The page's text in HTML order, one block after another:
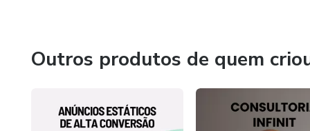
Outros produtos de quem